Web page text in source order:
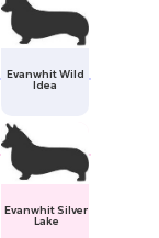
Evanwhit Silver
Lake
Evanwhit Wild
Idea